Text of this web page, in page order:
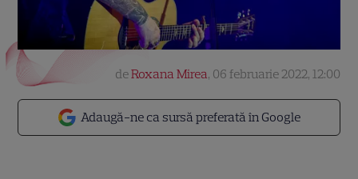
Adaugă-ne ca sursă preferată în Google
deRoxana Mirea, 06 februarie 2022, 12:00